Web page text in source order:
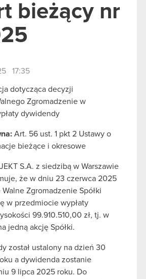
bieżący nr
17:35
dotycząca decyzji
Zgromadzenie w
dywidendy
Art. 56 ust. 1 pkt 2 Ustawy o
bieżące i okresowe
S.A. z siedzibą w Warszawie
że w dniu 23 czerwca 2025
Zgromadzenie Spółki
w przedmiocie wypłaty
99.910.510,00 zł, tj. w
jedną akcję Spółki.
został ustalony na dzień 30
a dywidenda zostanie
9 lipca 2025 roku. Do